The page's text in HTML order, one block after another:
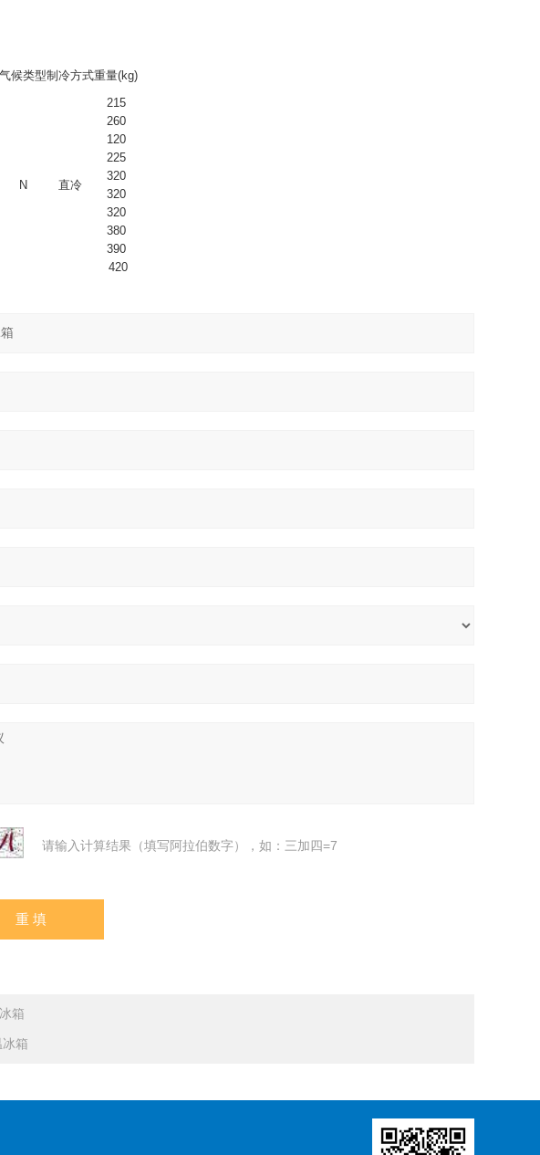
气候类型制冷方式重量(kg)
N 直冷
215
260
120
225
320
320
320
380
390
420
请输入计算结果（填写阿拉伯数字），如：三加四=7
箱
箱